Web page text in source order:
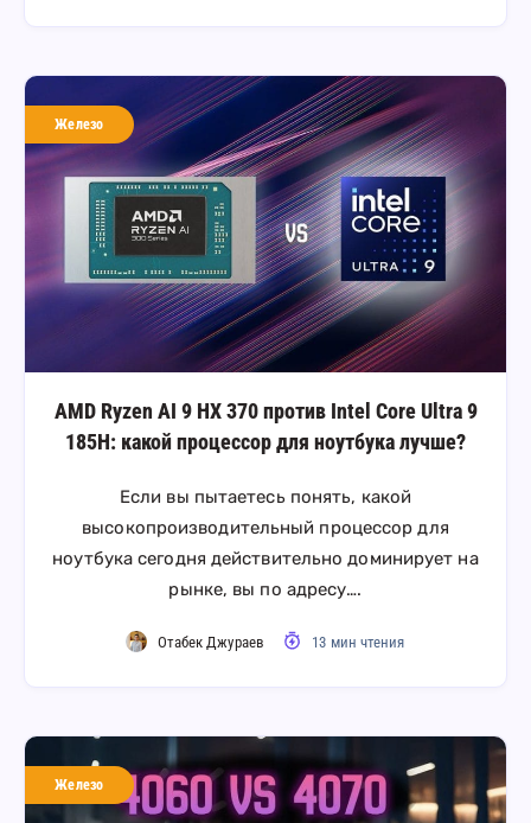
Железо
AMD Ryzen AI 9 HX 370 против Intel Core Ultra 9
185H: какой процессор для ноутбука лучше?
Если вы пытаетесь понять, какой
высокопроизводительный процессор для
ноутбука сегодня действительно доминирует на
рынке, вы по адресу….
Отабек Джураев 13 мин чтения
Железо